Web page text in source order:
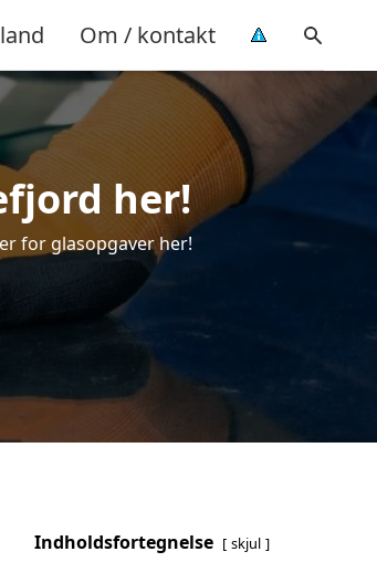
Om / kontakt
her!
for glasopgaver her!
Indholdsfortegnelse skjul